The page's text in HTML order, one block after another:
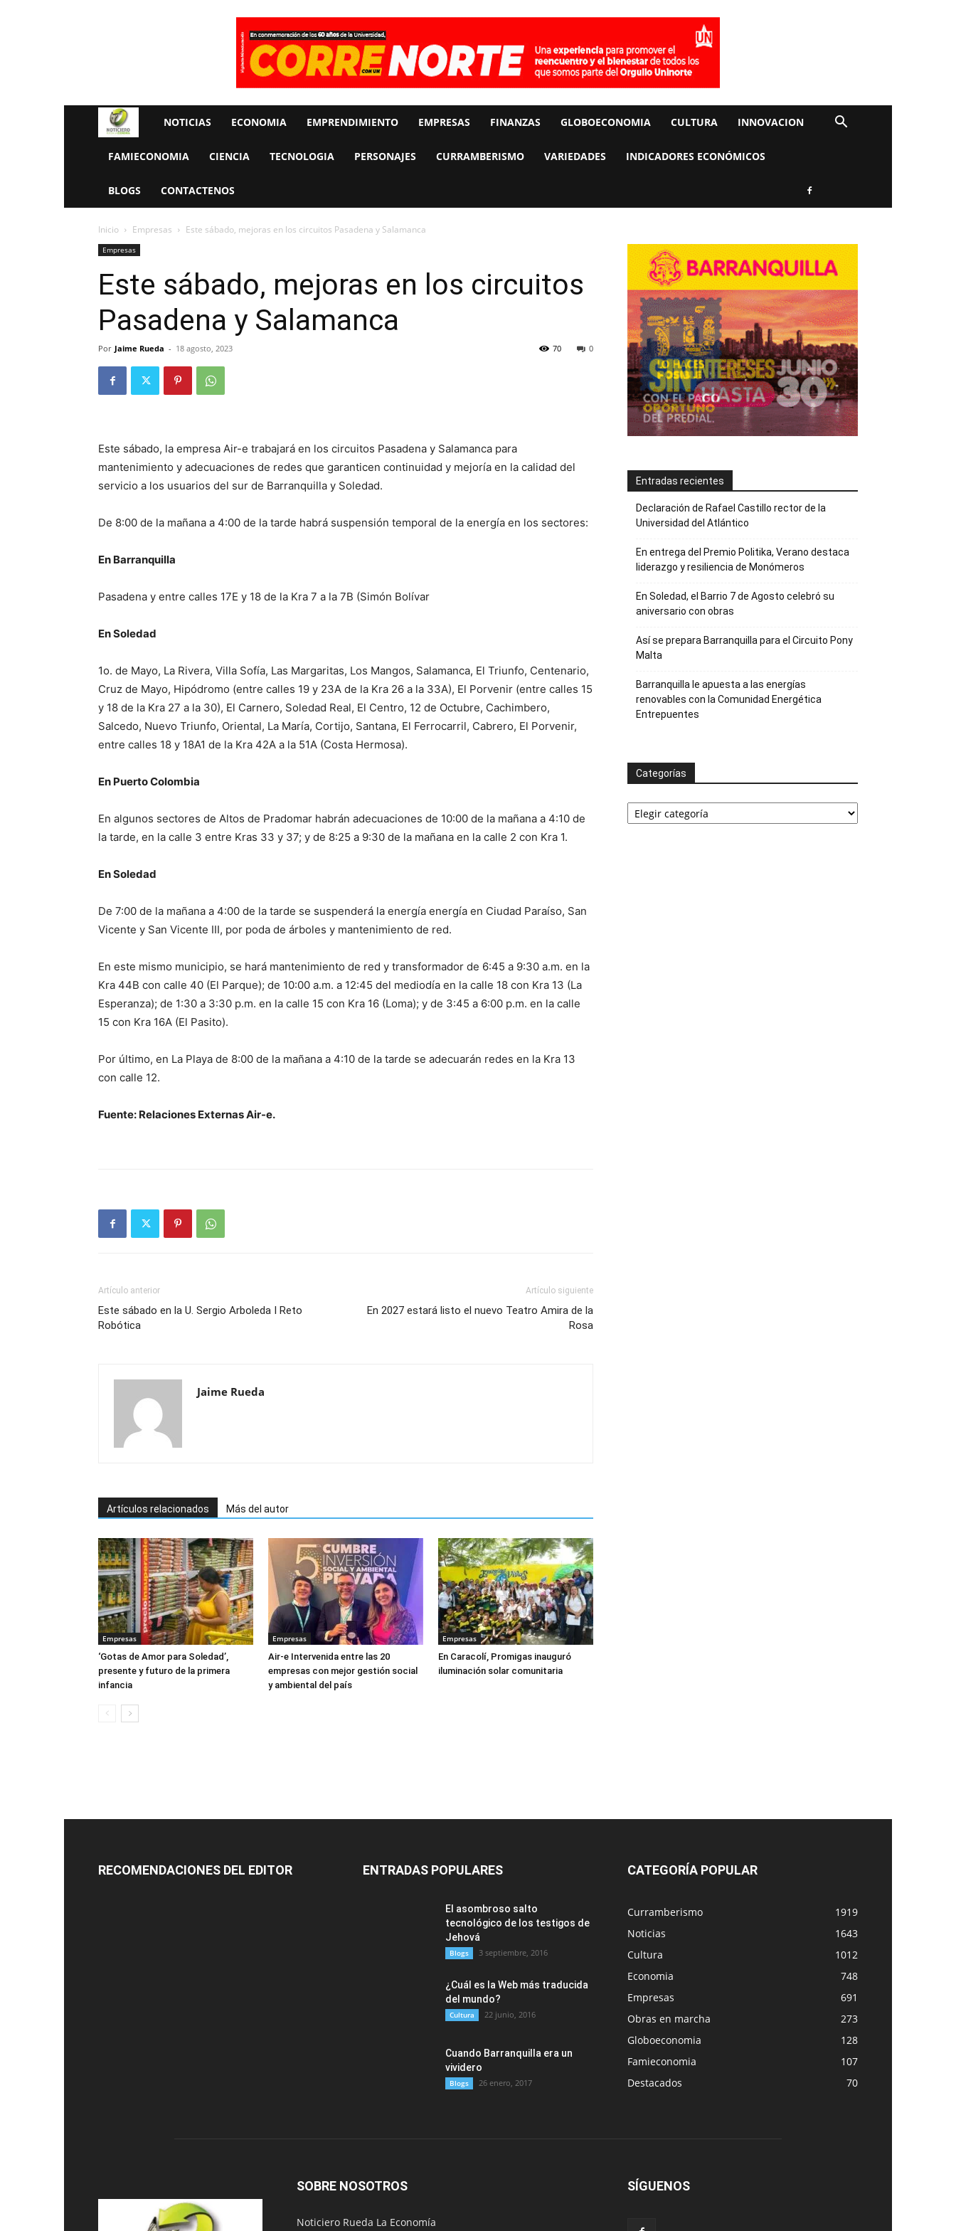
Rueda
La
Economia
NOTICIAS ECONOMIA EMPRENDIMIENTO EMPRESAS FINANZAS GLOBOECONOMIA CULTURA INNOVACION
FAMIECONOMIA CIENCIA TECNOLOGIA PERSONAJES CURRAMBERISMO VARIEDADES INDICADORES ECONÓMICOS
BLOGS CONTACTENOS
Inicio Empresas Este sábado, mejoras en los circuitos Pasadena y Salamanca
Empresas
Este sábado, mejoras en los circuitos
Pasadena y Salamanca
Por Jaime Rueda - 18 agosto, 2023 0
70
Este sábado, la empresa Air-e trabajará en los circuitos Pasadena y Salamanca para
mantenimiento y adecuaciones de redes que garanticen continuidad y mejoría en la calidad del
servicio a los usuarios del sur de Barranquilla y Soledad.
De 8:00 de la mañana a 4:00 de la tarde habrá suspensión temporal de la energía en los sectores:
En Barranquilla
Pasadena y entre calles 17E y 18 de la Kra 7 a la 7B (Simón Bolívar
En Soledad
1o. de Mayo, La Rivera, Villa Sofía, Las Margaritas, Los Mangos, Salamanca, El Triunfo, Centenario,
Cruz de Mayo, Hipódromo (entre calles 19 y 23A de la Kra 26 a la 33A), El Porvenir (entre calles 15
y 18 de la Kra 27 a la 30), El Carnero, Soledad Real, El Centro, 12 de Octubre, Cachimbero,
Salcedo, Nuevo Triunfo, Oriental, La María, Cortijo, Santana, El Ferrocarril, Cabrero, El Porvenir,
entre calles 18 y 18A1 de la Kra 42A a la 51A (Costa Hermosa).
En Puerto Colombia
En algunos sectores de Altos de Pradomar habrán adecuaciones de 10:00 de la mañana a 4:10 de
la tarde, en la calle 3 entre Kras 33 y 37; y de 8:25 a 9:30 de la mañana en la calle 2 con Kra 1.
En Soledad
De 7:00 de la mañana a 4:00 de la tarde se suspenderá la energía energía en Ciudad Paraíso, San
Vicente y San Vicente III, por poda de árboles y mantenimiento de red.
En este mismo municipio, se hará mantenimiento de red y transformador de 6:45 a 9:30 a.m. en la
Kra 44B con calle 40 (El Parque); de 10:00 a.m. a 12:45 del mediodía en la calle 18 con Kra 13 (La
Esperanza); de 1:30 a 3:30 p.m. en la calle 15 con Kra 16 (Loma); y de 3:45 a 6:00 p.m. en la calle
15 con Kra 16A (El Pasito).
Por último, en La Playa de 8:00 de la mañana a 4:10 de la tarde se adecuarán redes en la Kra 13
con calle 12.
Fuente: Relaciones Externas Air-e.
Artículo anterior
Este sábado en la U. Sergio Arboleda I Reto
Robótica
Artículo siguiente
En 2027 estará listo el nuevo Teatro Amira de la
Rosa
Jaime Rueda
Artículos relacionados Más del autor
Empresas
‘Gotas de Amor para Soledad’,
presente y futuro de la primera
infancia
Empresas
Air-e Intervenida entre las 20
empresas con mejor gestión social
y ambiental del país
Empresas
En Caracolí, Promigas inauguró
iluminación solar comunitaria
Entradas recientes
Declaración de Rafael Castillo rector de la
Universidad del Atlántico
En entrega del Premio Politika, Verano destaca
liderazgo y resiliencia de Monómeros
En Soledad, el Barrio 7 de Agosto celebró su
aniversario con obras
Así se prepara Barranquilla para el Circuito Pony
Malta
Barranquilla le apuesta a las energías
renovables con la Comunidad Energética
Entrepuentes
Categorías
Categorías
RECOMENDACIONES DEL EDITOR ENTRADAS POPULARES
El asombroso salto
tecnológico de los testigos de
Jehová
Blogs 3 septiembre, 2016
¿Cuál es la Web más traducida
del mundo?
Cultura 22 junio, 2016
Cuando Barranquilla era un
vividero
Blogs 26 enero, 2017
CATEGORÍA POPULAR
Curramberismo
1919
Noticias
1643
Cultura
1012
Economia
748
Empresas
691
Obras en marcha
273
Globoeconomia
128
Famieconomia
107
Destacados
70
SOBRE NOSOTROS
Noticiero Rueda La Economía
SÍGUENOS